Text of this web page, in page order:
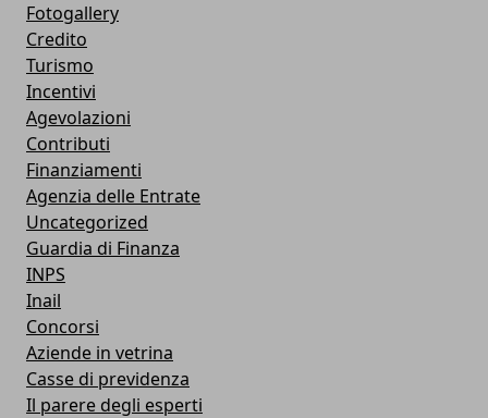
Fotogallery
Credito
Turismo
Incentivi
Agevolazioni
Contributi
Finanziamenti
Agenzia delle Entrate
Uncategorized
Guardia di Finanza
INPS
Inail
Concorsi
Aziende in vetrina
Casse di previdenza
Il parere degli esperti